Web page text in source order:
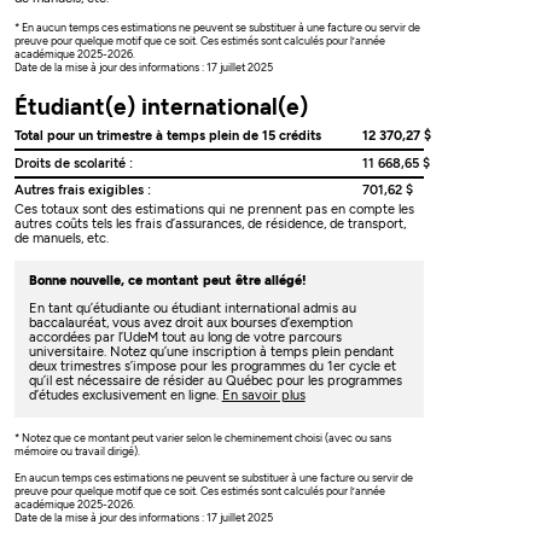
* En aucun temps ces estimations ne peuvent se substituer à une facture ou servir de
preuve pour quelque motif que ce soit. Ces estimés sont calculés pour l’année
académique 2025-2026.
Date de la mise à jour des informations : 17 juillet 2025
Étudiant(e) international(e)
Total pour un trimestre à temps plein de 15 crédits
12 370,27 $
Droits de scolarité :
11 668,65 $
Autres frais exigibles :
701,62 $
Ces totaux sont des estimations qui ne prennent pas en compte les
autres coûts tels les frais d’assurances, de résidence, de transport,
de manuels, etc.
Bonne nouvelle, ce montant peut être allégé!
En tant qu’étudiante ou étudiant international admis au
baccalauréat, vous avez droit aux bourses d’exemption
accordées par l’UdeM tout au long de votre parcours
universitaire. Notez qu’une inscription à temps plein pendant
deux trimestres s’impose pour les programmes du 1er cycle et
qu’il est nécessaire de résider au Québec pour les programmes
d’études exclusivement en ligne. En savoir plus
* Notez que ce montant peut varier selon le cheminement choisi (avec ou sans
mémoire ou travail dirigé).
En aucun temps ces estimations ne peuvent se substituer à une facture ou servir de
preuve pour quelque motif que ce soit. Ces estimés sont calculés pour l’année
académique 2025-2026.
Date de la mise à jour des informations : 17 juillet 2025